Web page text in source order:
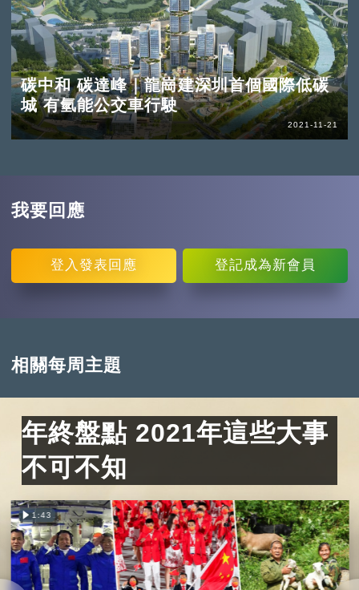
碳中和 碳達峰｜龍崗建深圳首個國際低碳
城 有氫能公交車行駛
2021-11-21
我要回應
登入 發表回應 登記成為新會員
相關每周主題
年終盤點 2021年這些大事
不可不知
1:43